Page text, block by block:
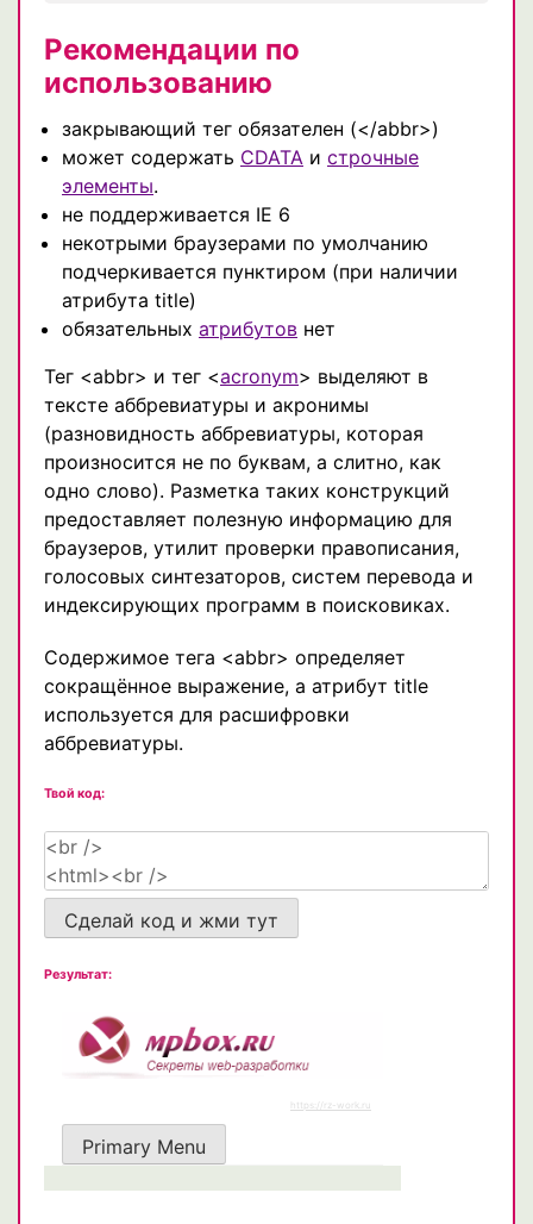
Рекомендации по
использованию
закрывающий тег обязателен (</abbr>)
может содержать CDATA и строчные
элементы.
не поддерживается IE 6
некотрыми браузерами по умолчанию
подчеркивается пунктиром (при наличии
атрибута title)
обязательных атрибутов нет
Тег <abbr> и тег <acronym> выделяют в
тексте аббревиатуры и акронимы
(разновидность аббревиатуры, которая
произносится не по буквам, а слитно, как
одно слово). Разметка таких конструкций
предоставляет полезную информацию для
браузеров, утилит проверки правописания,
голосовых синтезаторов, систем перевода и
индексирующих программ в поисковиках.
Содержимое тега <abbr> определяет
сокращённое выражение, а атрибут title
используется для расшифровки
аббревиатуры.
Твой код:
Сделай код и жми тут
Результат: